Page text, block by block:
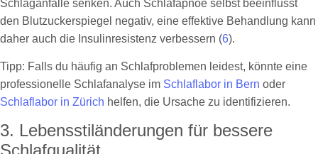
Schlaganfälle senken. Auch Schlafapnoe selbst beeinflusst
den Blutzuckerspiegel negativ, eine effektive Behandlung kann
daher auch die Insulinresistenz verbessern (6).
Tipp: Falls du häufig an Schlafproblemen leidest, könnte eine
professionelle Schlafanalyse im Schlaflabor in Bern oder
Schlaflabor in Zürich helfen, die Ursache zu identifizieren.
3. Lebensstiländerungen für bessere